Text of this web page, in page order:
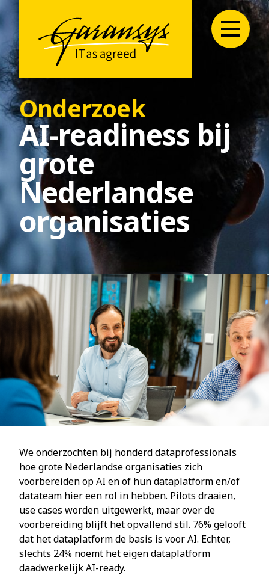
Onderzoek
AI-readiness bij
grote
Nederlandse
organisaties
We onderzochten bij honderd dataprofessionals
hoe grote Nederlandse organisaties zich
voorbereiden op AI en of hun dataplatform en/of
datateam hier een rol in hebben. Pilots draaien,
use cases worden uitgewerkt, maar over de
voorbereiding blijft het opvallend stil. 76% gelooft
dat het dataplatform de basis is voor AI. Echter,
slechts 24% noemt het eigen dataplatform
daadwerkelijk AI-ready.